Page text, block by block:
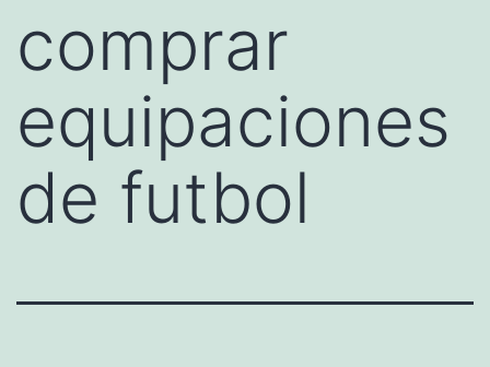
comprar
equipaciones
de futbol